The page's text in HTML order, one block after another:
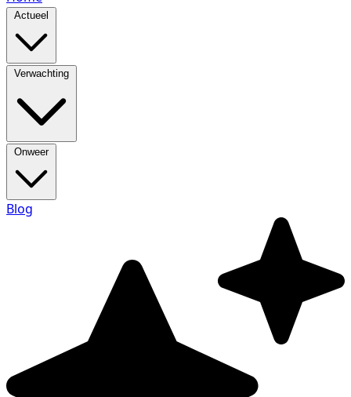
Actueel
Verwachting
Onweer
Blog